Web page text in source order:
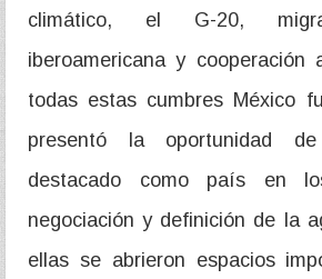
climático, el G-20,
iberoamericana y cooperación
todas estas cumbres México
presentó la oportunidad
destacado como país en
negociación y definición de la
ellas se abrieron espacios